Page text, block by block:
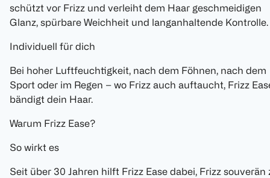
schützt vor Frizz und verleiht dem Haar geschmeidigen
Glanz, spürbare Weichheit und langanhaltende Kontrolle.
Individuell für dich
Bei hoher Luftfeuchtigkeit, nach dem Föhnen, nach dem
Sport oder im Regen – wo Frizz auch auftaucht, Frizz
bändigt dein Haar.
Warum Frizz Ease?
So wirkt es
Seit über 30 Jahren hilft Frizz Ease dabei, Frizz souverän